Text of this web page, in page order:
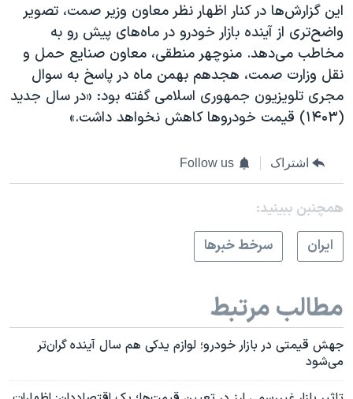
این گزارش‌ها در کنار اظهار نظر معاون وزیر صمت، تصویر
واضح‌تری از آینده بازار خودرو در ماه‌های پیش رو به
مخاطب می‌دهد. منوچهر منطقی، معاون صنایع حمل و
نقل وزارت صمت، هجدهم بهمن ماه در پاسخ به سوال
مجری تلویزیون جمهوری اسلامی گفته بود: «در سال جدید
(۱۴۰۳) قیمت خودروها کاهش نخواهد داشت.»
اشتراک Follow us
همچنبن ببینید:
ايران
سرخط خبرها
مطالب مرتبط
جهش قیمتی در بازار خودرو؛ لوازم یدکی هم سال آینده گران‌تر
می‌شود